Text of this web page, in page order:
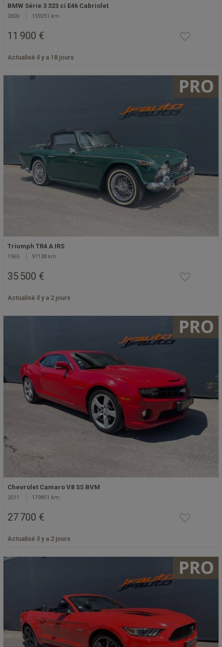
BMW Série 3 323 ci E46 Cabriolet
2000 159251 km
11 900 €
Actualisé il y a 18 jours
Triumph TR4 A IRS
1965 97138 km
35 500 €
Actualisé il y a 2 jours
Chevrolet Camaro V8 SS BVM
2011 179851 km
27 700 €
Actualisé il y a 2 jours